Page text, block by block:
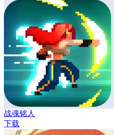
战魂铭人
下载